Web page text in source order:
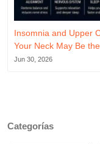
Insomnia and Upper
Your Neck May Be
Jun 30, 2026
Categorías